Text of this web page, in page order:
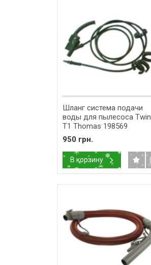
Шланг система подачи
воды для пылесоса Twin
T1 Thomas 198569
950 грн.
В корзину